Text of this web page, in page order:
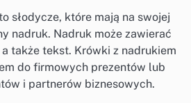
słodycze, które mają na swojej
nadruk. Nadruk może zawierać
także tekst. Krówki z nadrukiem
do firmowych prezentów lub
i partnerów biznesowych.